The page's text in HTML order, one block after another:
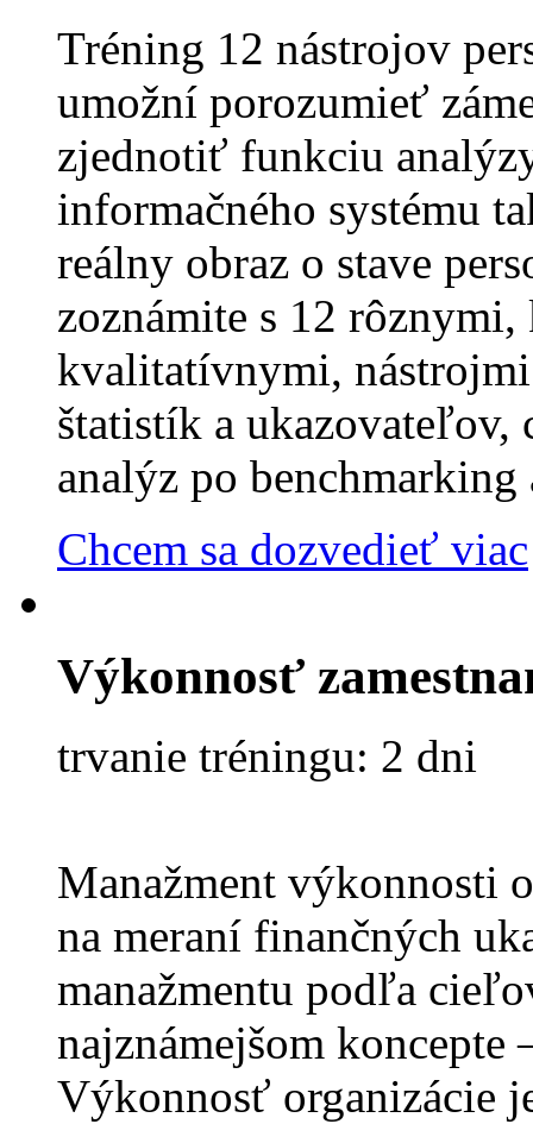
Tréning 12 nástrojov
umožní porozumieť
zjednotiť funkciu
informačného systému
reálny obraz o stave
zoznámite s 12
kvalitatívnymi,
štatistík a ukazovateľov,
analýz po benchmarking
Chcem sa dozvedieť viac
Výkonnosť
trvanie tréningu: 2 dni
Manažment výkonnosti
na meraní finančných
manažmentu podľa
najznámejšom koncepte
Výkonnosť organizácie